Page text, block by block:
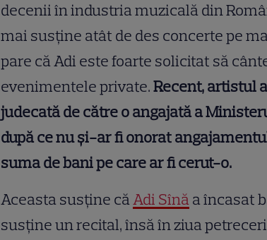
decenii în industria muzicală din
mai susține atât de des concerte pe
pare că Adi este foarte solicitat să
evenimentele private.Recent, artistul
judecată de către o angajată a
după ce nu și-ar fi onorat
suma de bani pe care ar fi cerut-o.
Aceasta susține căAdi Sînăa încasat
susține un recital, însă în ziua